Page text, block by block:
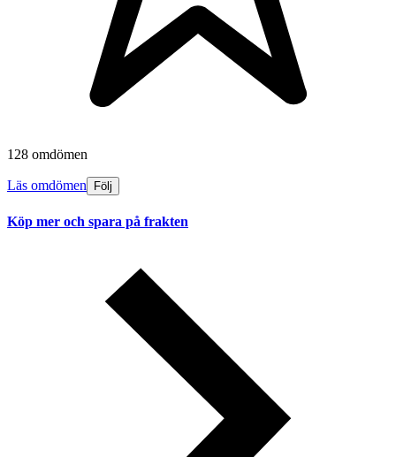
128 omdömen
Läs omdömen Följ
Köp mer och spara på frakten